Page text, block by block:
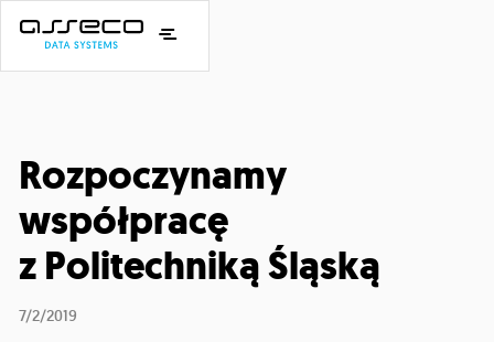
Rozpoczynamy
współpracę
z Politechniką Śląską
7/2/2019